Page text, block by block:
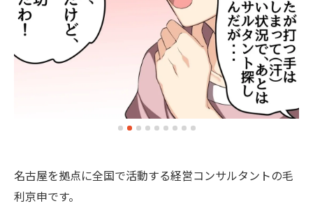
名古屋を拠点に全国で活動する経営コンサルタントの毛
利京申です。